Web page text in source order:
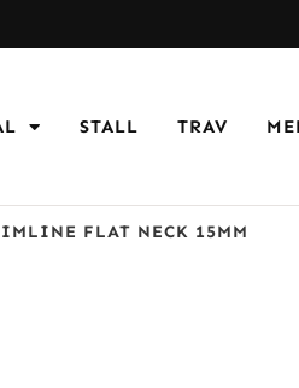
STALL TRAV
FLAT NECK 15MM